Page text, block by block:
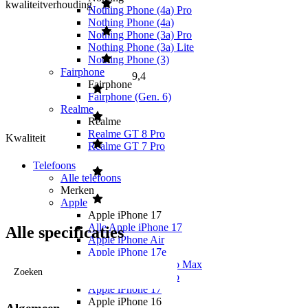
Nothing Phone (4a) Pro
Nothing Phone (4a)
Nothing Phone (3a) Pro
Nothing Phone (3a) Lite
Nothing Phone (3)
Fairphone
Fairphone
Fairphone (Gen. 6)
Realme
Realme
Realme GT 8 Pro
Realme GT 7 Pro
Telefoons
Alle telefoons
Merken
Apple
Apple iPhone 17
Alle Apple iPhone 17
Apple iPhone Air
Apple iPhone 17e
Apple iPhone 17 Pro Max
Apple iPhone 17 Pro
Apple iPhone 17
Apple iPhone 16
kwaliteitverhouding
Kwaliteit
9,4
Alle specificaties
Zoeken